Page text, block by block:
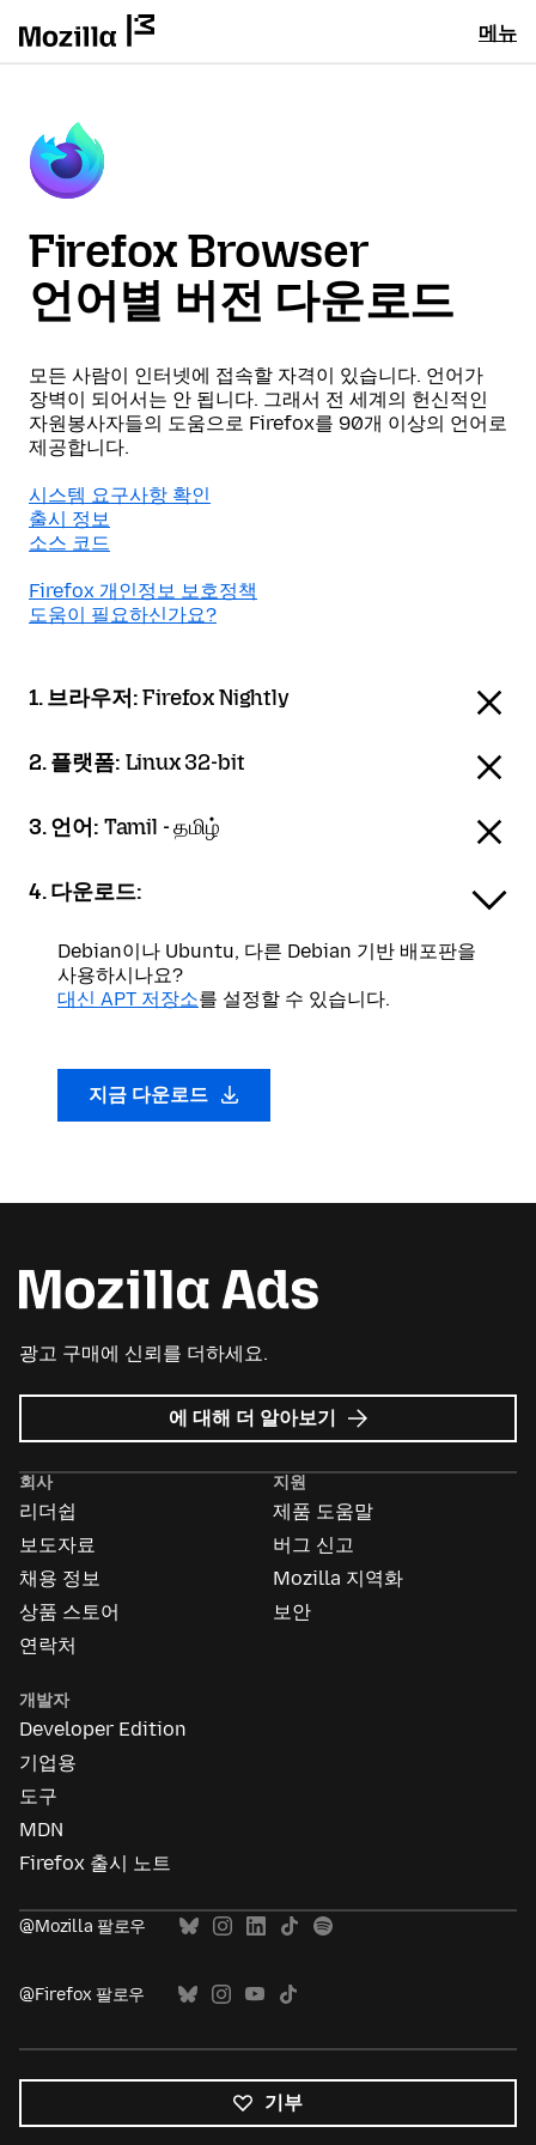
메뉴
Firefox Browser
언어별 버전 다운로드
모든 사람이 인터넷에 접속할 자격이 있습니다. 언어가
장벽이 되어서는 안 됩니다. 그래서 전 세계의 헌신적인
자원봉사자들의 도움으로 Firefox를 90개 이상의 언어로
제공합니다.
시스템 요구사항 확인
출시 정보
소스 코드
Firefox 개인정보 보호정책
도움이 필요하신가요?
1. 브라우저:Firefox Nightly
2. 플랫폼: Linux 32-bit
3. 언어: Tamil - தமிழ்
4. 다운로드:
Debian이나 Ubuntu, 다른 Debian 기반 배포판을
사용하시나요?
대신 APT 저장소를 설정할 수 있습니다.
지금 다운로드
광고 구매에 신뢰를 더하세요.
Mozilla
Ads
에 대해 더 알아보기
회사
리더쉽
보도자료
채용 정보
상품 스토어
연락처
지원
제품 도움말
버그 신고
Mozilla 지역화
보안
개발자
Developer Edition
기업용
도구
MDN
Firefox 출시 노트
@Mozilla 팔로우
@Firefox 팔로우
기부